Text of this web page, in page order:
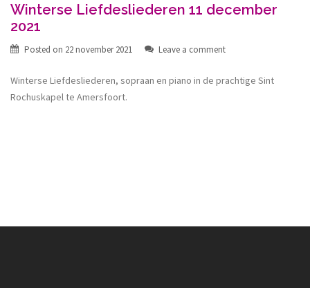
Winterse Liefdesliederen 11 december
2021
Posted on 22 november 2021 Leave a comment
Winterse Liefdesliederen, sopraan en piano in de prachtige Sint
Rochuskapel te Amersfoort.